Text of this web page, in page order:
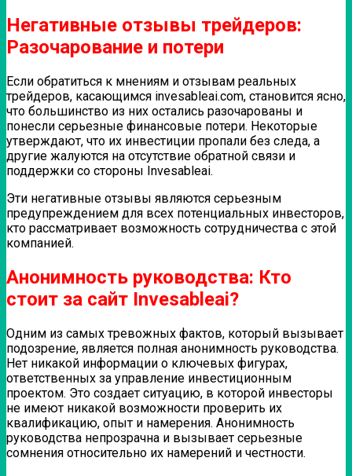
Негативные отзывы трейдеров:
Разочарование и потери
Если обратиться к мнениям и отзывам реальных
трейдеров, касающимся invesableai.com, становится ясно,
что большинство из них остались разочарованы и
понесли серьезные финансовые потери. Некоторые
утверждают, что их инвестиции пропали без следа, а
другие жалуются на отсутствие обратной связи и
поддержки со стороны Invesableai.
Эти негативные отзывы являются серьезным
предупреждением для всех потенциальных инвесторов,
кто рассматривает возможность сотрудничества с этой
компанией.
Анонимность руководства: Кто
стоит за сайт Invesableai?
Одним из самых тревожных фактов, который вызывает
подозрение, является полная анонимность руководства.
Нет никакой информации о ключевых фигурах,
ответственных за управление инвестиционным
проектом. Это создает ситуацию, в которой инвесторы
не имеют никакой возможности проверить их
квалификацию, опыт и намерения. Анонимность
руководства непрозрачна и вызывает серьезные
сомнения относительно их намерений и честности.